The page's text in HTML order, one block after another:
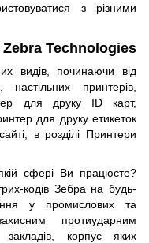
з різними
Zebra Technologies
видів, починаючи від
настільних принтерів,
для друку ID карт,
для друку етикеток
в розділі Принтери
сфері Ви працюєте?
кодів Зебра на будь-
у промислових та
протиударним
корпус яких